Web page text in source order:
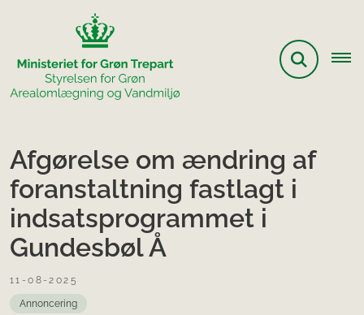
Afgørelse om ændring af
foranstaltning fastlagt i
indsatsprogrammet i
Gundesbøl Å
11-08-2025
Annoncering